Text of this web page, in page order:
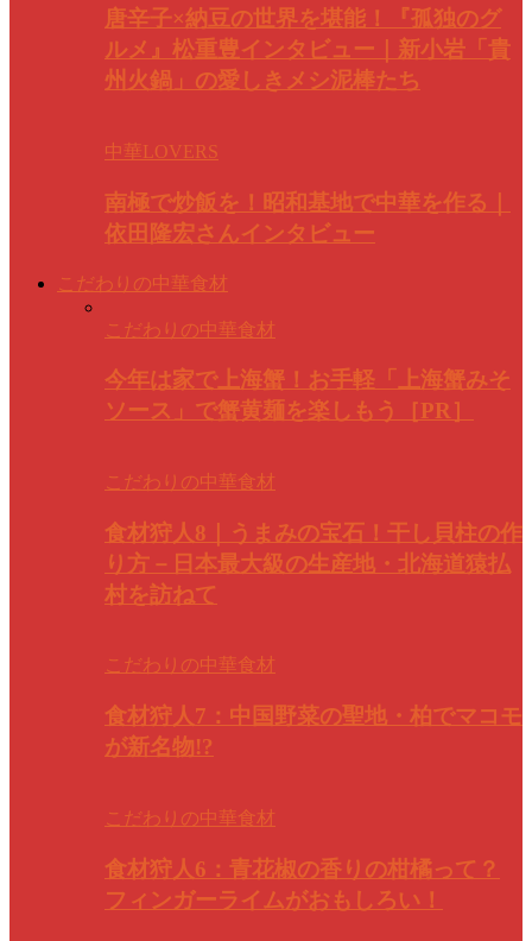
唐辛子×納豆の世界を堪能！『孤独のグ
ルメ』松重豊インタビュー｜新小岩「貴
州火鍋」の愛しきメシ泥棒たち
中華LOVERS
南極で炒飯を！昭和基地で中華を作る｜
依田隆宏さんインタビュー
こだわりの中華食材
こだわりの中華食材
今年は家で上海蟹！お手軽「上海蟹みそ
ソース」で蟹黄麺を楽しもう［PR］
こだわりの中華食材
食材狩人8｜うまみの宝石！干し貝柱の作
り方－日本最大級の生産地・北海道猿払
村を訪ねて
こだわりの中華食材
食材狩人7：中国野菜の聖地・柏でマコモ
が新名物!?
こだわりの中華食材
食材狩人6：青花椒の香りの柑橘って？
フィンガーライムがおもしろい！